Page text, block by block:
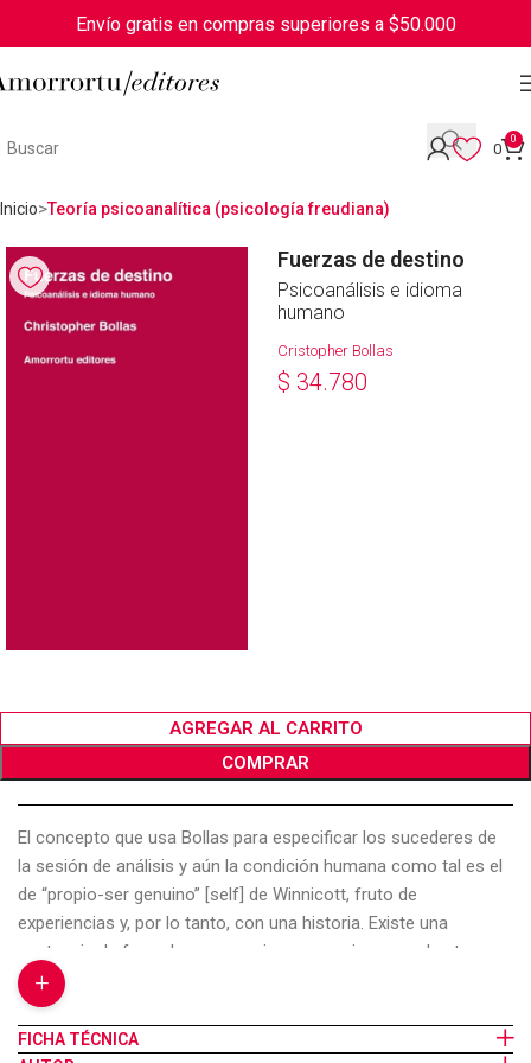
Envío gratis en compras superiores a $50.000
0
0
Inicio Teoría psicoanalítica (psicología freudiana)
Fuerzas de destino
Psicoanálisis e idioma
humano
Cristopher Bollas
$ 34.780
AGREGAR AL CARRITO
COMPRAR
El concepto que usa Bollas para especificar los sucederes de
la sesión de análisis y aún la condición humana como tal es el
de “propio-ser genuino” [self] de Winnicott, fruto de
experiencias y, por lo tanto, con una historia. Existe una
apetencia de formular ese propio-ser genuino, que el autor
denomina “impulso de destino”. Bollas estudia con fineza la
dialéctica de los tiempos y la reconceptualiza introduciendo un
distingo entre hado y destino. La persona que está enferma y
+
FICHA TÉCNICA